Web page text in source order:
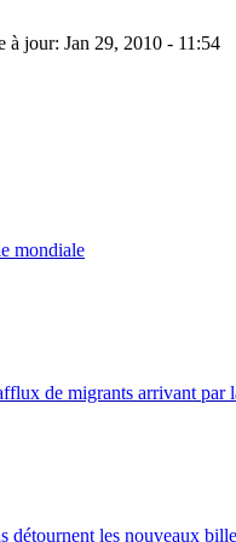
à jour: Jan 29, 2010 - 11:54
mondiale
de migrants arrivant par
détournent les nouveaux